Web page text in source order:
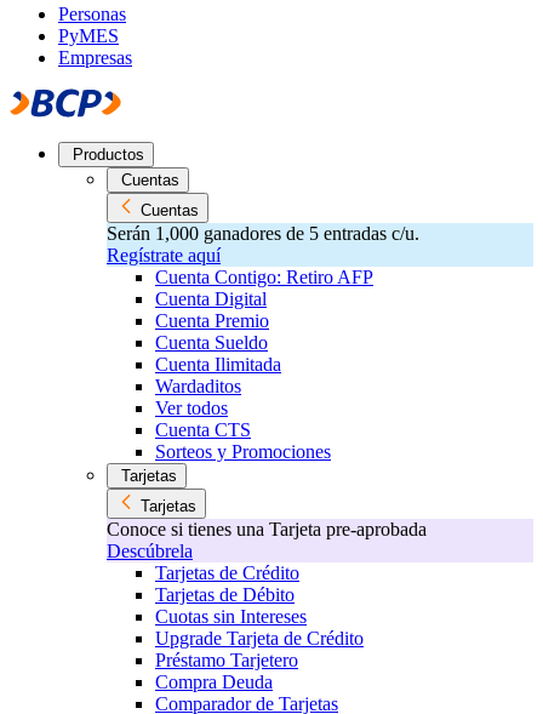
Personas
PyMES
Empresas
Productos
Cuentas
Cuentas
Serán 1,000 ganadores de 5 entradas c/u.
Regístrate aquí
Cuenta Contigo: Retiro AFP
Cuenta Digital
Cuenta Premio
Cuenta Sueldo
Cuenta Ilimitada
Wardaditos
Ver todos
Cuenta CTS
Sorteos y Promociones
Tarjetas
Tarjetas
Conoce si tienes una Tarjeta pre-aprobada
Descúbrela
Tarjetas de Crédito
Tarjetas de Débito
Cuotas sin Intereses
Upgrade Tarjeta de Crédito
Préstamo Tarjetero
Compra Deuda
Comparador de Tarjetas